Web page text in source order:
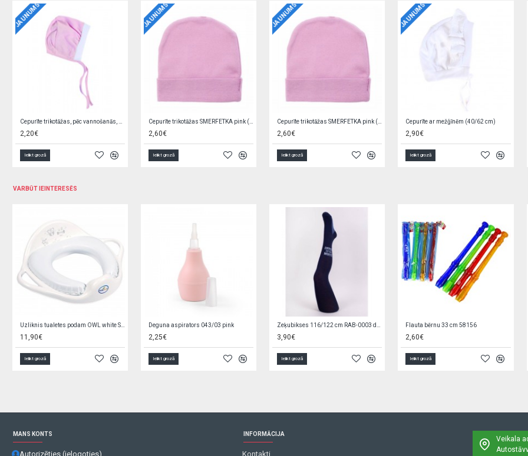
JAUNUMS
Bodijs rozā, ar volānu 62 cm
8,90€
Ielikt grozā
JAUNUMS
Bodijs rozā, ar volānu 56 cm
8,90€
Ielikt grozā
JAUNUMS
Bodijs BEIGE STARS 62 cm
7,90€
Ielikt grozā
JAUNUMS
Autiņš marles BABY ZOO 70x80 cm
1,69€
Ielikt grozā
VARBŪT IEINTERESĒS
Grabulis PARROT 1550
1,89€ 2,39€
Ielikt grozā
15,00€
Ielikt grozā
Lellīte ar aksesuāriem TABD668-1
4,00€
Ielikt grozā
Bikses FLOWERS 74 cm 1088
2,90€
Ielikt grozā
MANS KONTS
Autorizēties (ielogoties)
INFORMĀCIJA
Kontakti
Veikala